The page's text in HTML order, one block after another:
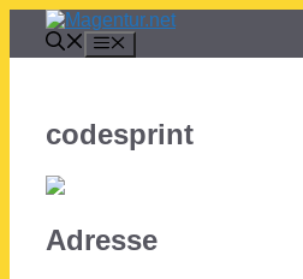
Inhalt
springen
codesprint
Adresse